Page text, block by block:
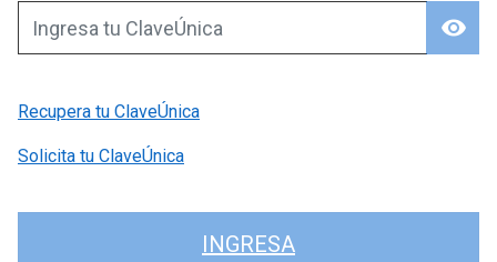
visibility
Ingresa tu ClaveÚnica
Recupera tu ClaveÚnica
Solicita tu ClaveÚnica
INGRESA